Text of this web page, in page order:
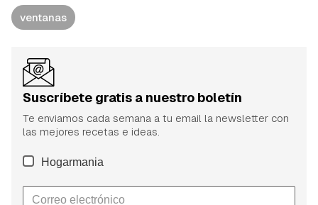
ventanas
Suscríbete gratis a nuestro boletín
Te enviamos cada semana a tu email la newsletter con
las mejores recetas e ideas.
Hogarmania